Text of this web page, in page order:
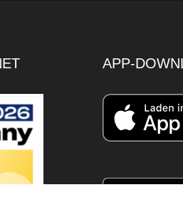
APP-